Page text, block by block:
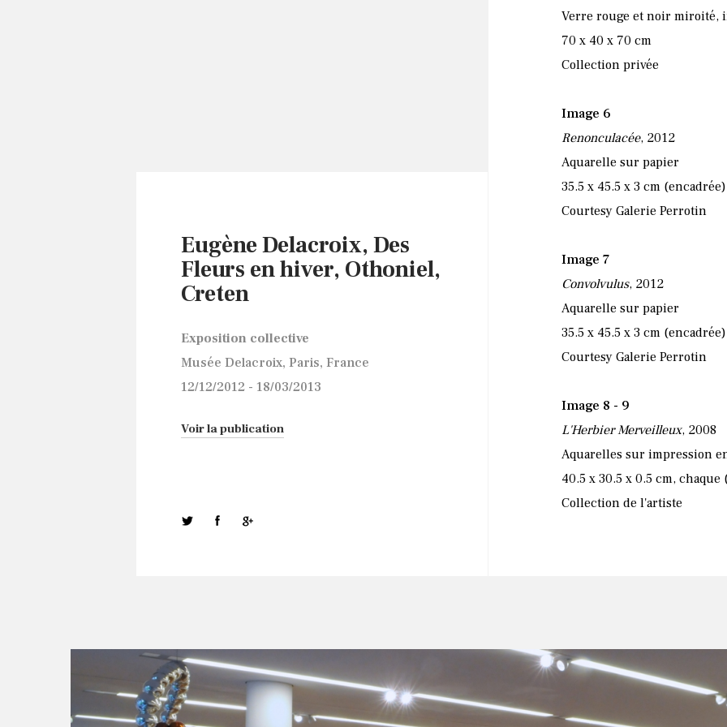
Eugène Delacroix, Des
Fleurs en hiver, Othoniel,
Creten
Exposition collective
Musée Delacroix, Paris, France
12/12/2012 - 18/03/2013
Voir la publication
Verre rouge et noir miroité,
70 x 40 x 70 cm
Collection privée
Image 6
Renonculacée, 2012
Aquarelle sur papier
35.5 x 45.5 x 3 cm (encadrée)
Courtesy Galerie Perrotin
Image 7
Convolvulus, 2012
Aquarelle sur papier
35.5 x 45.5 x 3 cm (encadrée)
Courtesy Galerie Perrotin
Image 8 - 9
L'Herbier Merveilleux, 2008
Aquarelles sur impression
40.5 x 30.5 x 0.5 cm, chaque
Collection de l'artiste